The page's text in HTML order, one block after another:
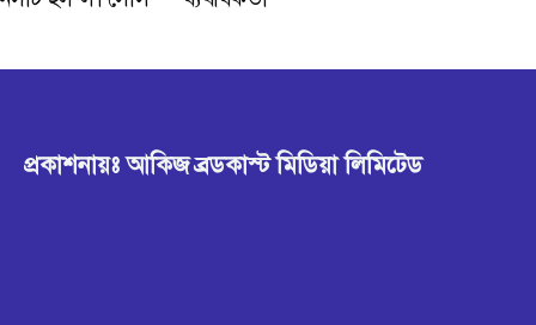
প্রকাশনায়ঃ আকিজ ব্রডকাস্ট মিডিয়া লিমিটেড